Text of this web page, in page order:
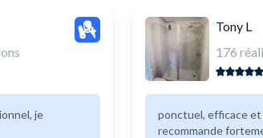
je
Tony L
176
ponctuel, efficace
recommande